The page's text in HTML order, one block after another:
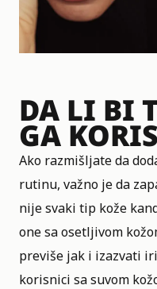
DA LI BI
GA
Ako razmišljate da
rutinu, važno je da
nije svaki tip kože
one sa osetljivom
previše jak i izazvati
korisnici sa suvom